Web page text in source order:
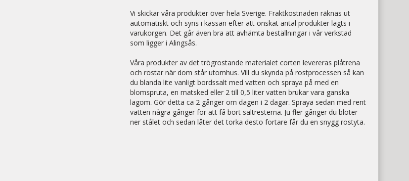
Vi skickar våra produkter över hela Sverige. Fraktkostnaden räknas ut
automatiskt och syns i kassan efter att önskat antal produkter lagts i
varukorgen. Det går även bra att avhämta beställningar i vår verkstad
som ligger i Alingsås.
Våra produkter av det trögrostande materialet corten levereras plåtrena
och rostar när dom står utomhus. Vill du skynda på rostprocessen så kan
du blanda lite vanligt bordssalt med vatten och spraya på med en
blomspruta, en matsked eller 2 till 0,5 liter vatten brukar vara ganska
lagom. Gör detta ca 2 gånger om dagen i 2 dagar. Spraya sedan med rent
vatten några gånger för att få bort saltresterna. Ju fler gånger du blöter
ner stålet och sedan låter det torka desto fortare får du en snygg rostyta.